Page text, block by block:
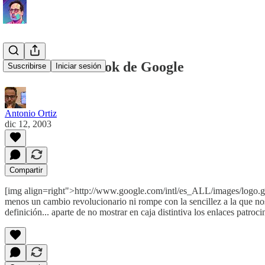
Suscribirse Iniciar sesión
Cambios en el look de Google
Antonio Ortiz
dic 12, 2003
Compartir
[img align=right">http://www.google.com/intl/es_ALL/images/
menos un cambio revolucionario ni rompe con la sencillez a la que
definición... aparte de no mostrar en caja distintiva los enlaces